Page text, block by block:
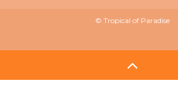
© Tropical of Paradise